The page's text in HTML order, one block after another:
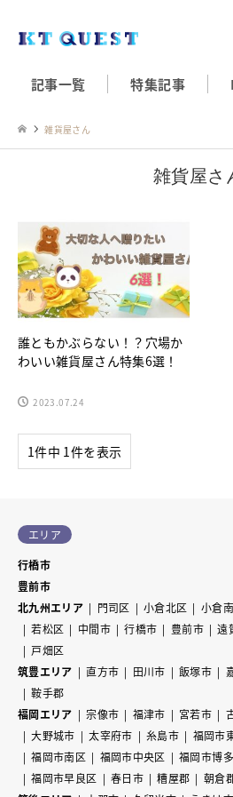
記事一覧 特集記事
雑貨屋さん
雑貨屋さ
誰ともかぶらない！？穴場か
わいい雑貨屋さん特集6選！
2023.07.24
1件中 1件を表示
エリア
行橋市
豊前市
北九州エリア
門司区 小倉北区 小倉
若松区
中間市 行橋市 豊前市 遠
戸畑区
筑豊エリア
直方市 田川市 飯塚市
鞍手郡
福岡エリア
宗像市 福津市 宮若市
大野城市
太宰府市 糸島市 福岡市
福岡市南区
福岡市中央区 福岡市博
福岡市早良区
春日市 糟屋郡 朝倉